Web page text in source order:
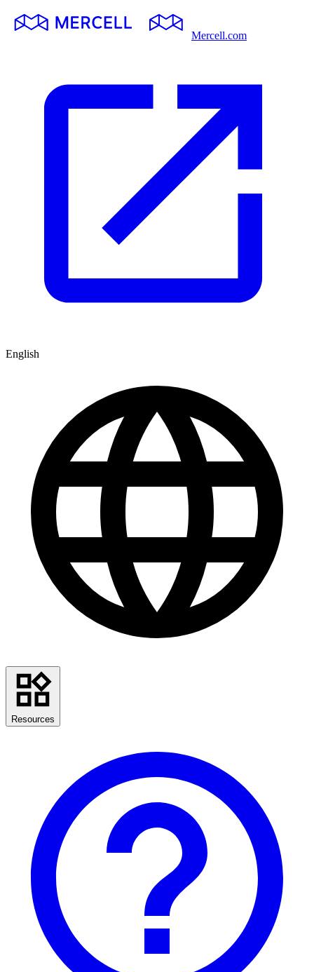
Mercell.com
English
Resources